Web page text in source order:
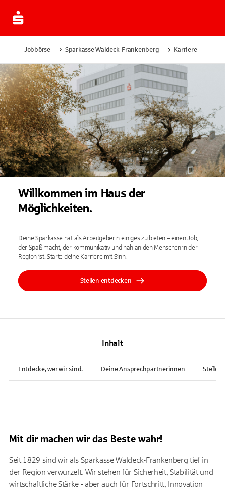
Jobbörse Sparkasse Waldeck-Frankenberg Karriere
Willkommen im Haus der
Möglichkeiten.
Deine Sparkasse hat als Arbeitgeberin einiges zu bieten – einen Job,
der Spaß macht, der kommunikativ und nah an den Menschen in der
Region ist. Starte deine Karriere mit Sinn.
Stellen entdecken
Inhalt
Entdecke, wer wir sind. Deine Ansprechpartnerinnen
Mit dir machen wir das Beste wahr!
Seit 1829 sind wir als Sparkasse Waldeck-Frankenberg tief in
der Region verwurzelt. Wir stehen für Sicherheit, Stabilität und
wirtschaftliche Stärke - aber auch für Fortschritt, Innovation